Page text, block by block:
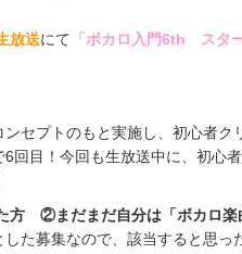
放送にて 「ボカロ入門6th スタ
セプトのもと実施し、初心者ク
回目！今回も生放送中に、初心
方
②まだまだ自分は「ボカロ楽
した募集なので、該当すると思っ